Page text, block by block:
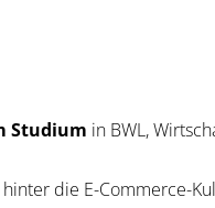
Studium in BWL,
die E-Commerce-